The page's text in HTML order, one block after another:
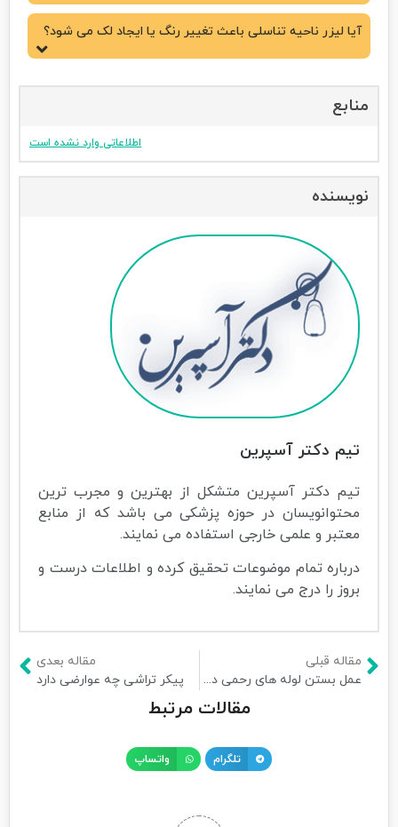
آیا لیزر ناحیه تناسلی باعث تغییر رنگ یا ایجاد لک می شود؟
منابع
اطلاعاتی وارد نشده است
نویسنده
تیم دکتر آسپرین
تیم دکتر آسپرین متشکل از بهترین و مجرب ترین
محتوانویسان در حوزه پزشکی می باشد که از منابع
معتبر و علمی خارجی استفاده می نمایند.
درباره تمام موضوعات تحقیق کرده و اطلاعات درست و
بروز را درج می نمایند.
مقاله قبلی
عمل بستن لوله های رحمی در زنان یا عمل توبکتومی
مقاله بعدی
پیکر تراشی چه عوارضی دارد
مقالات مرتبط
تلگرام واتساپ